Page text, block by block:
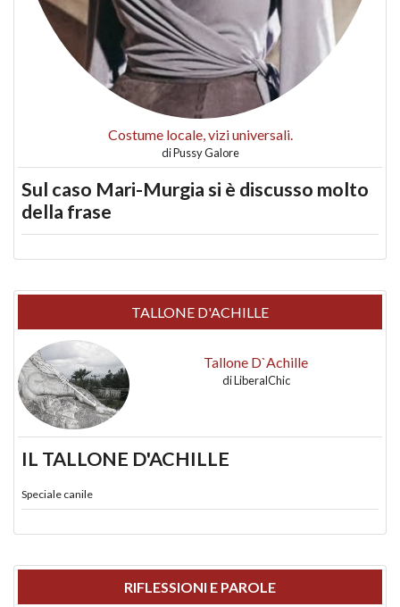
Costume locale, vizi universali.
diPussy Galore
Sul caso Mari-Murgia si è discusso molto
della frase
TALLONE D'ACHILLE
Tallone D`Achille
diLiberalChic
IL TALLONE D'ACHILLE
Speciale canile
RIFLESSIONI E PAROLE